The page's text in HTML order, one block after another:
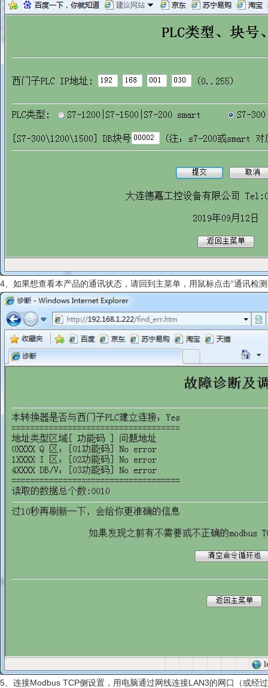
4、如果想查看本产品的通讯状态，请回到主菜单，用鼠标点击“通讯检
5、连接Modbus TCP侧设置，用电脑通过网线连接LAN3的网口（或经